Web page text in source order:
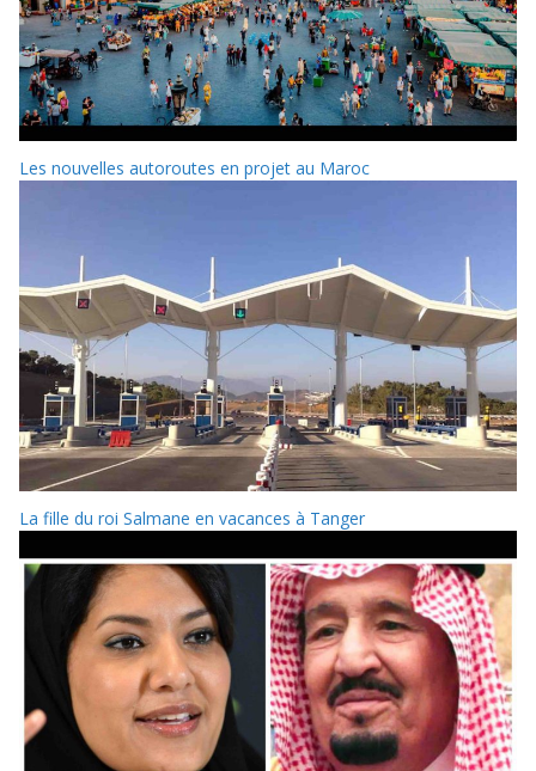
Les nouvelles autoroutes en projet au Maroc
La fille du roi Salmane en vacances à Tanger